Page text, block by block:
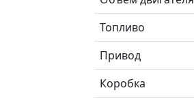
Топливо
Привод
Коробка